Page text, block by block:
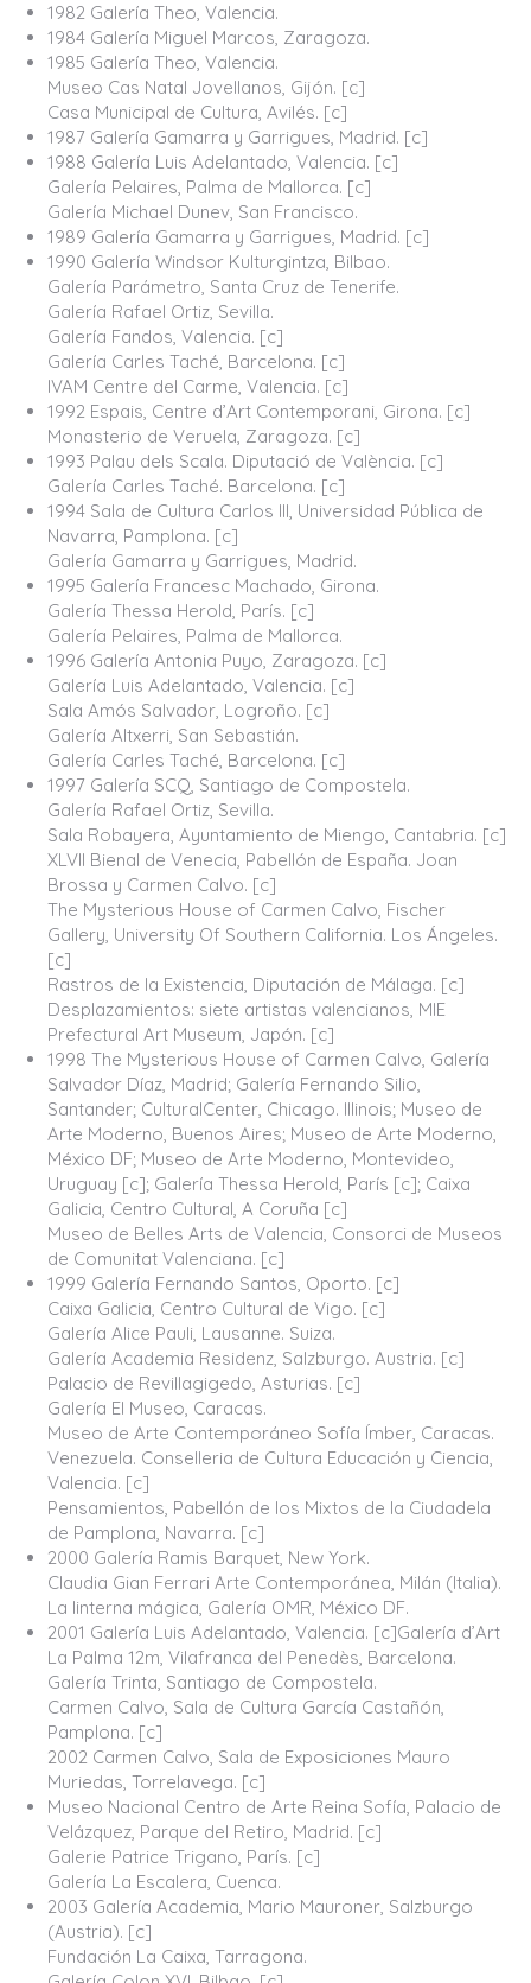
1982 Galería Theo, Valencia.
1984 Galería Miguel Marcos, Zaragoza.
1985 Galería Theo, Valencia.
Museo Cas Natal Jovellanos, Gijón. [c]
Casa Municipal de Cultura, Avilés. [c]
1987 Galería Gamarra y Garrigues, Madrid. [c]
1988 Galería Luis Adelantado, Valencia. [c]
Galería Pelaires, Palma de Mallorca. [c]
Galería Michael Dunev, San Francisco.
1989 Galería Gamarra y Garrigues, Madrid. [c]
1990 Galería Windsor Kulturgintza, Bilbao.
Galería Parámetro, Santa Cruz de Tenerife.
Galería Rafael Ortiz, Sevilla.
Galería Fandos, Valencia. [c]
Galería Carles Taché, Barcelona. [c]
IVAM Centre del Carme, Valencia. [c]
1992 Espais, Centre d’Art Contemporani, Girona. [c]
Monasterio de Veruela, Zaragoza. [c]
1993 Palau dels Scala. Diputació de València. [c]
Galería Carles Taché. Barcelona. [c]
1994 Sala de Cultura Carlos III, Universidad Pública de
Navarra, Pamplona. [c]
Galería Gamarra y Garrigues, Madrid.
1995 Galería Francesc Machado, Girona.
Galería Thessa Herold, París. [c]
Galería Pelaires, Palma de Mallorca.
1996 Galería Antonia Puyo, Zaragoza. [c]
Galería Luis Adelantado, Valencia. [c]
Sala Amós Salvador, Logroño. [c]
Galería Altxerri, San Sebastián.
Galería Carles Taché, Barcelona. [c]
1997 Galería SCQ, Santiago de Compostela.
Galería Rafael Ortiz, Sevilla.
Sala Robayera, Ayuntamiento de Miengo, Cantabria. [c]
XLVII Bienal de Venecia, Pabellón de España. Joan
Brossa y Carmen Calvo. [c]
The Mysterious House of Carmen Calvo, Fischer
Gallery, University Of Southern California. Los Ángeles.
[c]
Rastros de la Existencia, Diputación de Málaga. [c]
Desplazamientos: siete artistas valencianos, MIE
Prefectural Art Museum, Japón. [c]
1998 The Mysterious House of Carmen Calvo, Galería
Salvador Díaz, Madrid; Galería Fernando Silio,
Santander; CulturalCenter, Chicago. Illinois; Museo de
Arte Moderno, Buenos Aires; Museo de Arte Moderno,
México DF; Museo de Arte Moderno, Montevideo,
Uruguay [c]; Galería Thessa Herold, París [c]; Caixa
Galicia, Centro Cultural, A Coruña [c]
Museo de Belles Arts de Valencia, Consorci de Museos
de Comunitat Valenciana. [c]
1999 Galería Fernando Santos, Oporto. [c]
Caixa Galicia, Centro Cultural de Vigo. [c]
Galería Alice Pauli, Lausanne. Suiza.
Galería Academia Residenz, Salzburgo. Austria. [c]
Palacio de Revillagigedo, Asturias. [c]
Galería El Museo, Caracas.
Museo de Arte Contemporáneo Sofía Ímber, Caracas.
Venezuela. Conselleria de Cultura Educación y Ciencia,
Valencia. [c]
Pensamientos, Pabellón de los Mixtos de la Ciudadela
de Pamplona, Navarra. [c]
2000 Galería Ramis Barquet, New York.
Claudia Gian Ferrari Arte Contemporánea, Milán (Italia).
La linterna mágica, Galería OMR, México DF.
2001 Galería Luis Adelantado, Valencia. [c]Galería d’Art
La Palma 12m, Vilafranca del Penedès, Barcelona.
Galería Trinta, Santiago de Compostela.
Carmen Calvo, Sala de Cultura García Castañón,
Pamplona. [c]
2002 Carmen Calvo, Sala de Exposiciones Mauro
Muriedas, Torrelavega. [c]
Museo Nacional Centro de Arte Reina Sofía, Palacio de
Velázquez, Parque del Retiro, Madrid. [c]
Galerie Patrice Trigano, París. [c]
Galería La Escalera, Cuenca.
2003 Galería Academia, Mario Mauroner, Salzburgo
(Austria). [c]
Fundación La Caixa, Tarragona.